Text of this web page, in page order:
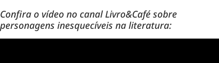
Confira o vídeo no canal Livro&Café sobre
personagens inesquecíveis na literatura: